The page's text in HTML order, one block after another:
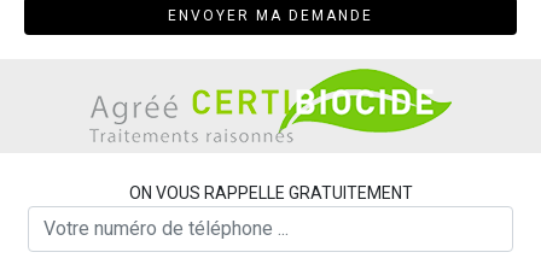
ON VOUS RAPPELLE GRATUITEMENT